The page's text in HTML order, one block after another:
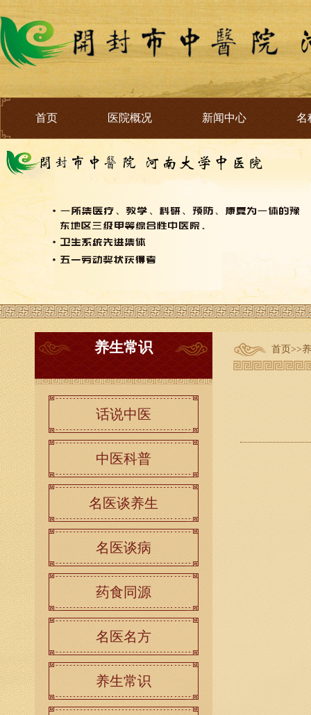
首页 医院概况 新闻中心 名
首页>>
养生常识
话说中医
中医科普
名医谈养生
名医谈病
药食同源
名医名方
养生常识